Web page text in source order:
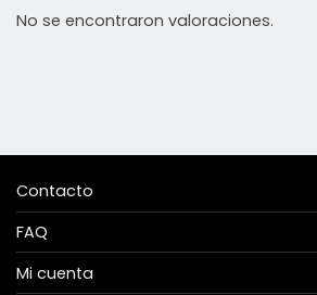
No se encontraron valoraciones.
Contacto
FAQ
Mi cuenta